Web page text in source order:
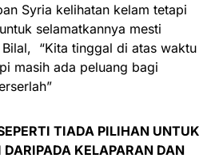
Syria kelihatan kelam tetapi
selamatkannya mesti
“Kita tinggal di atas waktu
masih ada peluang bagi
TIADA PILIHAN UNTUK
KELAPARAN DAN